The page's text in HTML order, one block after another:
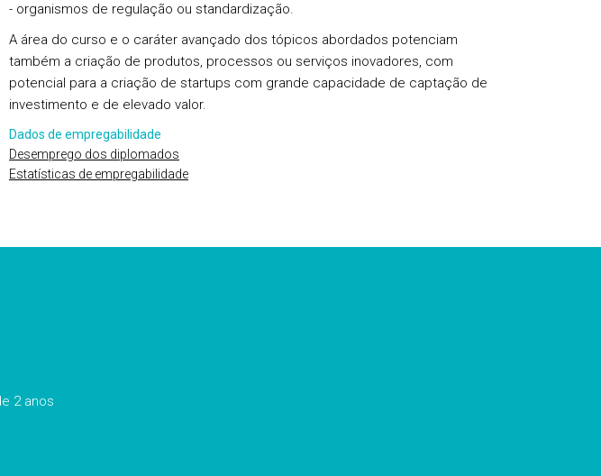
- organismos de regulação ou standardização.
A área do curso e o caráter avançado dos tópicos abordados potenciam
também a criação de produtos, processos ou serviços inovadores, com
potencial para a criação de startups com grande capacidade de captação de
investimento e de elevado valor.
Dados de empregabilidade
Desemprego dos diplomados
Estatísticas de empregabilidade
2 anos